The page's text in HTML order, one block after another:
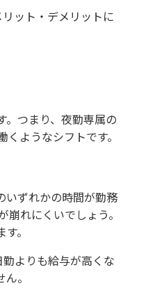
ット・デメリットに
。つまり、夜勤専属の
ようなシフトです。
いずれかの時間が勤務
れにくいでしょう。
。
よりも給与が高くな
。